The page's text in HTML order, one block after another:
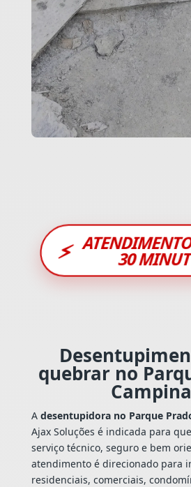
⚡ 30
quebrar no
A desentupidora no Parque
Ajax Soluções é indicada para
serviço técnico, seguro e bem
atendimento é direcionado para
residenciais, comerciais,